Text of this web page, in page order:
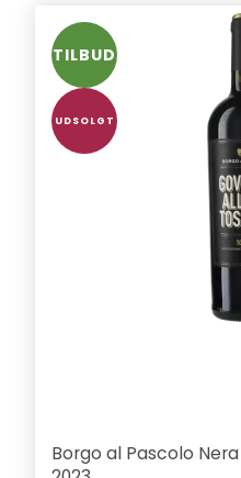
TILBUD
UDSOLGT
Borgo al Pascolo